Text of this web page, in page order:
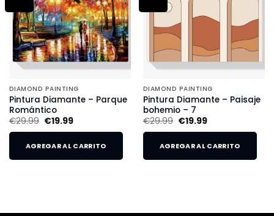
DIAMOND PAINTING
Pintura Diamante – Parque
Romántico
€29.99 €19.99
AGREGAR AL CARRITO
DIAMOND PAINTING
Pintura Diamante – Paisaje
bohemio – 7
€29.99 €19.99
AGREGAR AL CARRITO